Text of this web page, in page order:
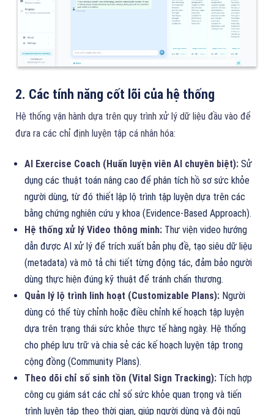
2. Các tính năng cốt lõi của hệ thống
Hệ thống vận hành dựa trên quy trình xử lý dữ liệu đầu vào để
đưa ra các chỉ định luyện tập cá nhân hóa:
AI Exercise Coach (Huấn luyện viên AI chuyên biệt): Sử
dụng các thuật toán nâng cao để phân tích hồ sơ sức khỏe
người dùng, từ đó thiết lập lộ trình tập luyện dựa trên các
bằng chứng nghiên cứu y khoa (Evidence-Based Approach).
Hệ thống xử lý Video thông minh: Thư viện video hướng
dẫn được AI xử lý để trích xuất bản phụ đề, tạo siêu dữ liệu
(metadata) và mô tả chi tiết từng động tác, đảm bảo người
dùng thực hiện đúng kỹ thuật để tránh chấn thương.
Quản lý lộ trình linh hoạt (Customizable Plans): Người
dùng có thể tùy chỉnh hoặc điều chỉnh kế hoạch tập luyện
dựa trên trạng thái sức khỏe thực tế hàng ngày. Hệ thống
cho phép lưu trữ và chia sẻ các kế hoạch luyện tập trong
cộng đồng (Community Plans).
Theo dõi chỉ số sinh tồn (Vital Sign Tracking): Tích hợp
công cụ giám sát các chỉ số sức khỏe quan trọng và tiến
trình luyện tập theo thời gian, giúp người dùng và đội ngũ